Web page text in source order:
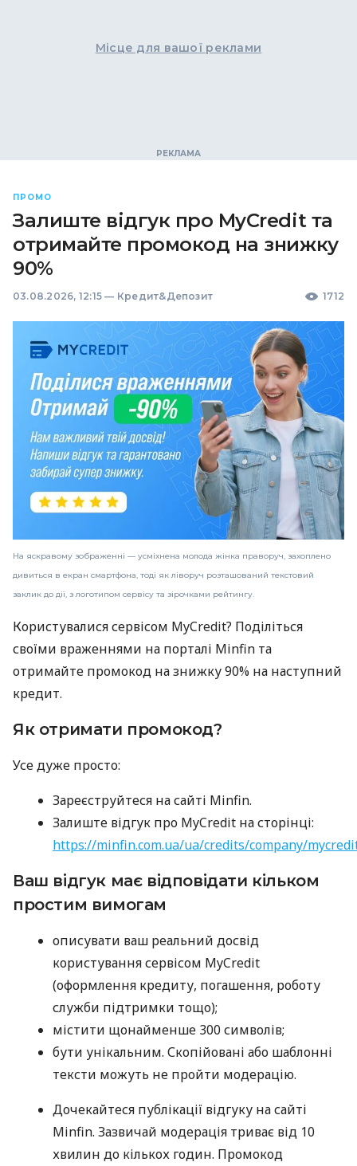
Місце для вашої реклами
ПРОМО
Залиште відгук про MyCredit та
отримайте промокод на знижку
90%
03.08.2026, 12:15 — Кредит&Депозит 1712
На яскравому зображенні — усміхнена молода жінка праворуч, захоплено
дивиться в екран смартфона, тоді як ліворуч розташований текстовий
заклик до дії, з логотипом сервісу та зірочками рейтингу.
Користувалися сервісом MyCredit? Поділіться
своїми враженнями на порталі Minfin та
отримайте промокод на знижку 90% на наступний
кредит.
Як отримати промокод?
Усе дуже просто:
Зареєструйтеся на сайті Minfin.
Залиште відгук про MyCredit на сторінці:
https://minfin.com.ua/ua/credits/company/
Ваш відгук має відповідати кільком
простим вимогам
описувати ваш реальний досвід
користування сервісом MyCredit
(оформлення кредиту, погашення, роботу
служби підтримки тощо);
містити щонайменше 300 символів;
бути унікальним. Скопійовані або шаблонні
тексти можуть не пройти модерацію.
Дочекайтеся публікації відгуку на сайті
Minfin. Зазвичай модерація триває від 10
хвилин до кількох годин. Промокод